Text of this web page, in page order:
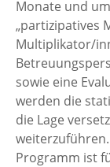
Monate und
„partizipatives
Multiplikator/
sowie eine
werden die
die Lage
Programm ist